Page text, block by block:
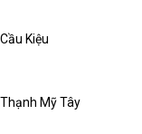
Kiệu
Mỹ Tây